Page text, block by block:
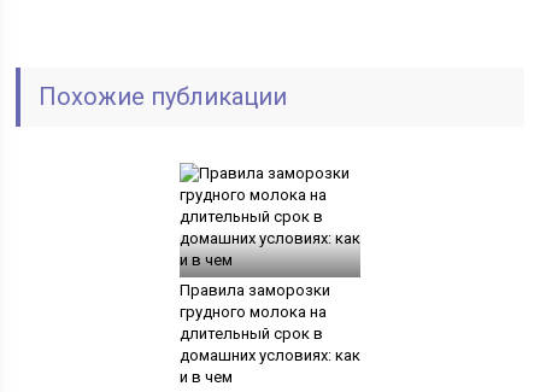
Похожие публикации
Правила заморозки
грудного молока на
длительный срок в
домашних условиях: как
и в чем